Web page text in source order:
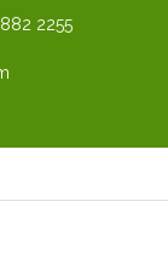
2255